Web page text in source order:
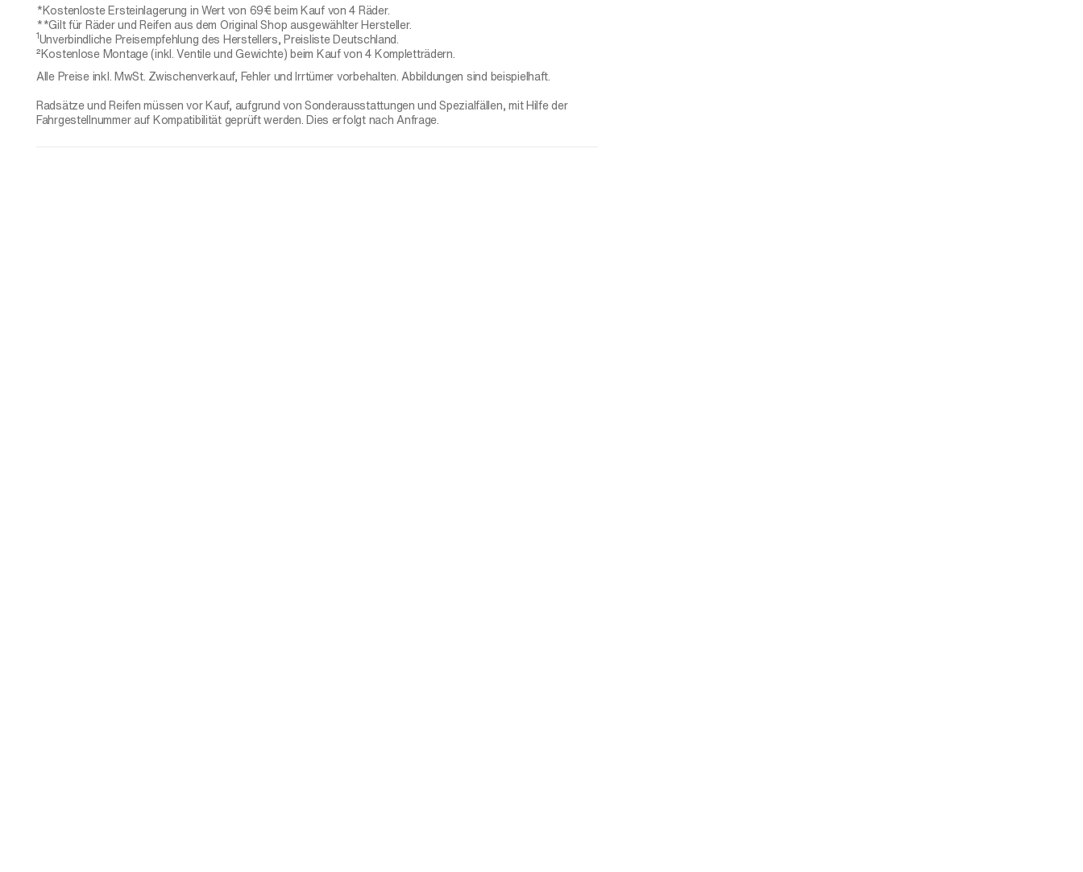
*Kostenloste Ersteinlagerung in Wert von 69€ beim Kauf von 4 Räder.
**Gilt für Räder und Reifen aus dem Original Shop ausgewählter Hersteller.
1Unverbindliche Preisempfehlung des Herstellers, Preisliste Deutschland.
²Kostenlose Montage (inkl. Ventile und Gewichte) beim Kauf von 4 Kompletträdern.
Alle Preise inkl. MwSt. Zwischenverkauf, Fehler und Irrtümer vorbehalten. Abbildungen sind beispielhaft.
Radsätze und Reifen müssen vor Kauf, aufgrund von Sonderausstattungen und Spezialfällen, mit Hilfe der
Fahrgestellnummer auf Kompatibilität geprüft werden. Dies erfolgt nach Anfrage.